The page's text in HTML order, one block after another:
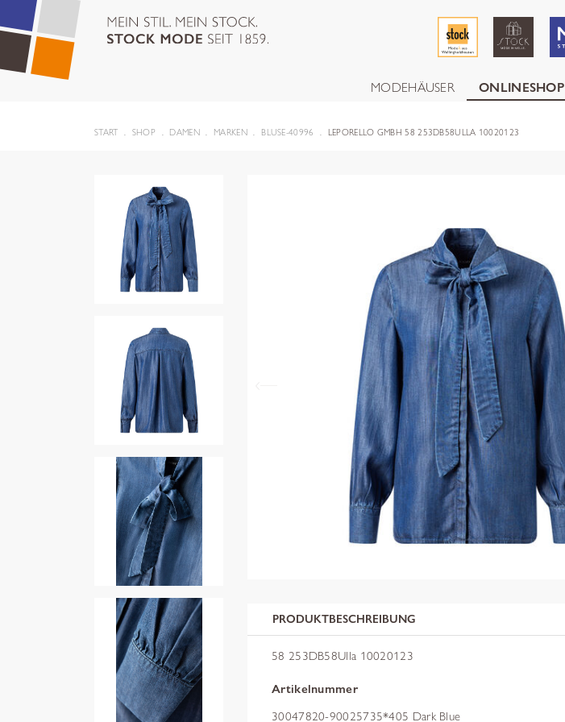
MODEHÄUSER ONLINESHOP
START SHOP DAMEN MARKEN BLUSE-40996 LEPORELLO GMBH 58 253DB58ULLA 10020123
PRODUKTBESCHREIBUNG
58 253DB58Ulla 10020123
Artikelnummer
30047820-90025735*405 Dark Blue